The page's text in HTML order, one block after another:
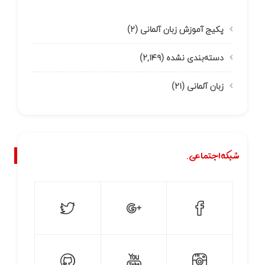
پکیج آموزش زبان آلمانی (۲)
دسته‌بندی نشده (۲,۱۴۹)
زبان آلمانی (۲۱)
شبکه اجتماعی.